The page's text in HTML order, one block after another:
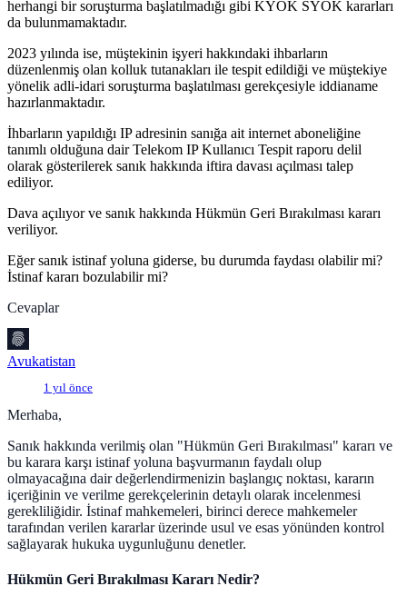
herhangi bir soruşturma başlatılmadığı gibi KYOK SYOK kararları
da bulunmamaktadır.
2023 yılında ise, müştekinin işyeri hakkındaki ihbarların
düzenlenmiş olan kolluk tutanakları ile tespit edildiği ve müştekiye
yönelik adli-idari soruşturma başlatılması gerekçesiyle iddianame
hazırlanmaktadır.
İhbarların yapıldığı IP adresinin sanığa ait internet aboneliğine
tanımlı olduğuna dair Telekom IP Kullanıcı Tespit raporu delil
olarak gösterilerek sanık hakkında iftira davası açılması talep
ediliyor.
Dava açılıyor ve sanık hakkında Hükmün Geri Bırakılması kararı
veriliyor.
Eğer sanık istinaf yoluna giderse, bu durumda faydası olabilir mi?
İstinaf kararı bozulabilir mi?
Cevaplar
Avukatistan
1 yıl önce
Merhaba,
Sanık hakkında verilmiş olan "Hükmün Geri Bırakılması" kararı ve
bu karara karşı istinaf yoluna başvurmanın faydalı olup
olmayacağına dair değerlendirmenizin başlangıç noktası, kararın
içeriğinin ve verilme gerekçelerinin detaylı olarak incelenmesi
gerekliliğidir. İstinaf mahkemeleri, birinci derece mahkemeler
tarafından verilen kararlar üzerinde usul ve esas yönünden kontrol
sağlayarak hukuka uygunluğunu denetler.
Hükmün Geri Bırakılması Kararı Nedir?